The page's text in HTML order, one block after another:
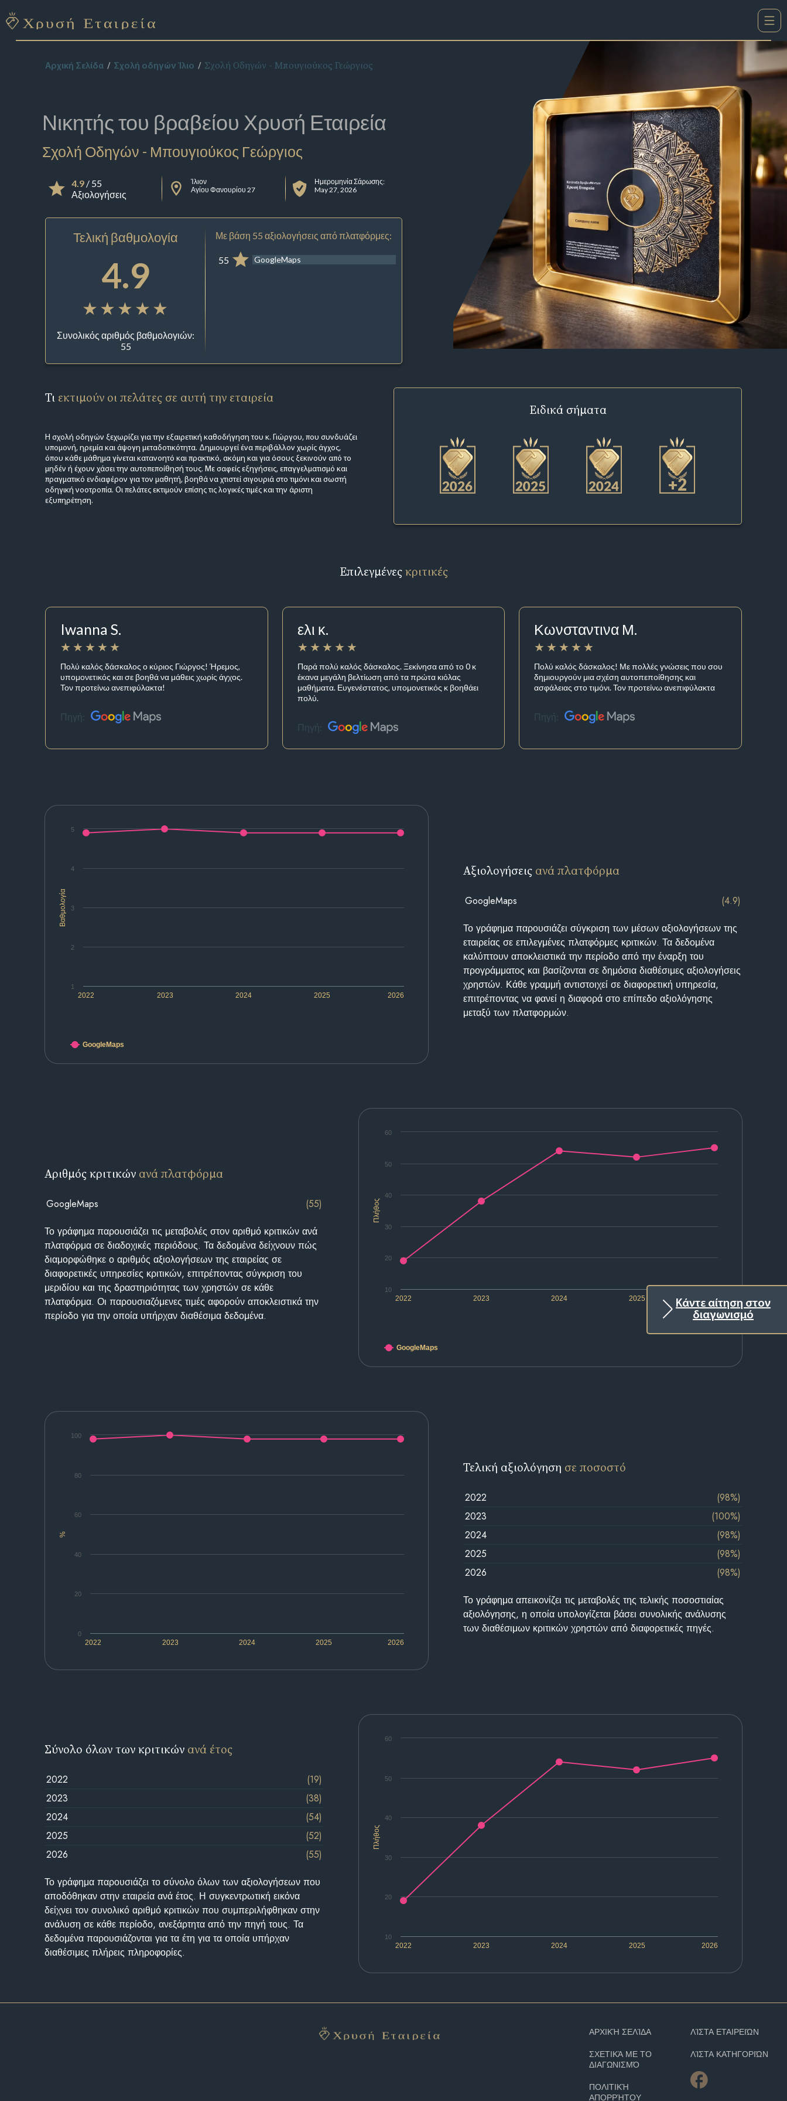
Κάντε αίτηση στον
διαγωνισμό
Αρχική Σελίδα Σχολή οδηγών Ίλιο Σχολή Οδηγών - Μπουγιούκος Γεώργιος
Νικητής του βραβείου Χρυσή Εταιρεία
Σχολή Οδηγών - Μπουγιούκος Γεώργιος
4.9/ 55
Αξιολογήσεις
Ίλιον
Αγίου Φανουρίου 27
Ημερομηνία Σάρωσης:
May 27, 2026
Τελική βαθμολογία
4.9
Συνολικός αριθμός βαθμολογιών:
55
Με βάση 55 αξιολογήσεις από πλατφόρμες:
55 GoogleMaps
Τι εκτιμούν οι πελάτες σε αυτή την εταιρεία
Η σχολή οδηγών ξεχωρίζει για την εξαιρετική καθοδήγηση του κ. Γιώργου, που συνδυάζει
υπομονή, ηρεμία και άψογη μεταδοτικότητα. Δημιουργεί ένα περιβάλλον χωρίς άγχος,
όπου κάθε μάθημα γίνεται κατανοητό και πρακτικό, ακόμη και για όσους ξεκινούν από το
μηδέν ή έχουν χάσει την αυτοπεποίθησή τους. Με σαφείς εξηγήσεις, επαγγελματισμό και
πραγματικό ενδιαφέρον για τον μαθητή, βοηθά να χτιστεί σιγουριά στο τιμόνι και σωστή
οδηγική νοοτροπία. Οι πελάτες εκτιμούν επίσης τις λογικές τιμές και την άριστη
εξυπηρέτηση.
Ειδικά σήματα
+2
Επιλεγμένεςκριτικές
Iwanna S.
Πολύ καλός δάσκαλος ο κύριος Γιώργος! Ήρεμος,
υπομονετικός και σε βοηθά να μάθεις χωρίς άγχος.
Τον προτείνω ανεπιφύλακτα!
Πηγή:
ελι κ.
Παρά πολύ καλός δάσκαλος. Ξεκίνησα από το 0 κ
έκανα μεγάλη βελτίωση από τα πρώτα κιόλας
μαθήματα. Ευγενέστατος, υπομονετικός κ βοηθάει
πολύ.
Πηγή:
Κωνσταντινα Μ.
Πολύ καλός δάσκαλος! Με πολλές γνώσεις που σου
δημιουργούν μια σχέση αυτοπεποίθησης και
ασφάλειας στο τιμόνι. Τον προτείνω ανεπιφύλακτα
Πηγή:
Βαθμολογία
2022 2023 2024 2025 2026
1
2
3
4
5
GoogleMaps
Αξιολογήσεις ανά πλατφόρμα
GoogleMaps (4.9)
Το γράφημα παρουσιάζει σύγκριση των μέσων αξιολογήσεων της
εταιρείας σε επιλεγμένες πλατφόρμες κριτικών. Τα δεδομένα
καλύπτουν αποκλειστικά την περίοδο από την έναρξη του
προγράμματος και βασίζονται σε δημόσια διαθέσιμες αξιολογήσεις
χρηστών. Κάθε γραμμή αντιστοιχεί σε διαφορετική υπηρεσία,
επιτρέποντας να φανεί η διαφορά στο επίπεδο αξιολόγησης
μεταξύ των πλατφορμών.
Πλήθος
2022 2023 2024 2025 2026
10
20
30
40
50
60
GoogleMaps
Αριθμός κριτικών ανά πλατφόρμα
GoogleMaps (55)
Το γράφημα παρουσιάζει τις μεταβολές στον αριθμό κριτικών ανά
πλατφόρμα σε διαδοχικές περιόδους. Τα δεδομένα δείχνουν πώς
διαμορφώθηκε ο αριθμός αξιολογήσεων της εταιρείας σε
διαφορετικές υπηρεσίες κριτικών, επιτρέποντας σύγκριση του
μεριδίου και της δραστηριότητας των χρηστών σε κάθε
πλατφόρμα. Οι παρουσιαζόμενες τιμές αφορούν αποκλειστικά την
περίοδο για την οποία υπήρχαν διαθέσιμα δεδομένα.
%
2022 2023 2024 2025 2026
0
20
40
60
80
100
Τελική αξιολόγηση σε ποσοστό
2022
(98%)
2023
(100%)
2024
(98%)
2025
(98%)
2026
(98%)
Το γράφημα απεικονίζει τις μεταβολές της τελικής ποσοστιαίας
αξιολόγησης, η οποία υπολογίζεται βάσει συνολικής ανάλυσης
των διαθέσιμων κριτικών χρηστών από διαφορετικές πηγές.
Πλήθος
2022 2023 2024 2025 2026
10
20
30
40
50
60
Σύνολο όλων των κριτικών ανά έτος
2022
(19)
2023
(38)
2024
(54)
2025
(52)
2026
(55)
Το γράφημα παρουσιάζει το σύνολο όλων των αξιολογήσεων που
αποδόθηκαν στην εταιρεία ανά έτος. Η συγκεντρωτική εικόνα
δείχνει τον συνολικό αριθμό κριτικών που συμπεριλήφθηκαν στην
ανάλυση σε κάθε περίοδο, ανεξάρτητα από την πηγή τους. Τα
δεδομένα παρουσιάζονται για τα έτη για τα οποία υπήρχαν
διαθέσιμες πλήρεις πληροφορίες.
ΑΡΧΙΚΉ ΣΕΛΊΔΑ
ΣΧΕΤΙΚΆ ΜΕ ΤΟ
ΔΙΑΓΩΝΙΣΜΌ
ΠΟΛΙΤΙΚΉ
ΑΠΟΡΡΉΤΟΥ
ΛΊΣΤΑ ΕΤΑΙΡΕΙΏΝ
ΛΊΣΤΑ ΚΑΤΗΓΟΡΙΏΝ